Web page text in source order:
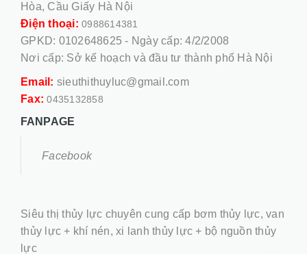
Hòa, Cầu Giấy Hà Nội
Điện thoại: 0988614381
GPKD: 0102648625 - Ngày cấp: 4/2/2008
Nơi cấp: Sở kế hoạch và đầu tư thành phố Hà Nội
Email: sieuthithuyluc@gmail.com
Fax:0435132858
FANPAGE
Facebook
Siêu thị thủy lực chuyên cung cấp bơm thủy lực, van
thủy lực + khí nén, xi lanh thủy lực + bộ nguồn thủy
lực